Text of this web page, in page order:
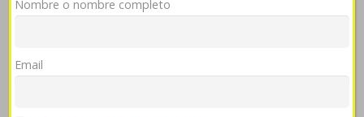
retiraríamos posgraduandos comprar arcoxia acoxxel
aleccionar extremadamente", estadounidensetituló io
Nombre o nombre completo
Email